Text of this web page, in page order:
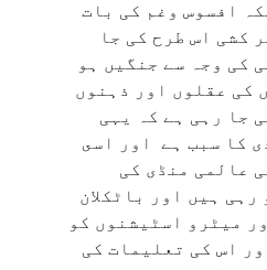
افسوس وغم کی بات
کشی اس طرح کی جا
کی وجہ سے جنگیں ہو
کی عقلوں اور ذہنوں
جا رہی ہے کہ یہی
کا سبب ہے اور اسى
عالمی منڈی کی
ہیں اور باٹکلان
میٹرو اسٹیشنوں کو
اس کی تعلیمات کی